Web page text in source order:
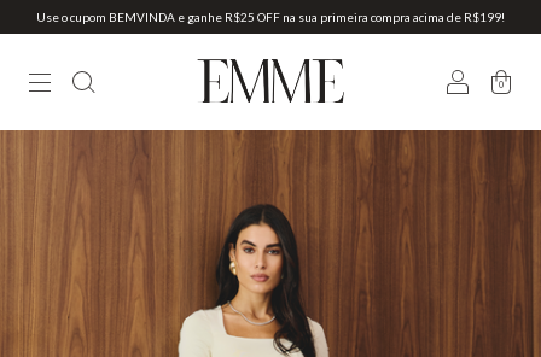
Use o cupom BEMVINDA e ganhe R$25 OFF na sua primeira compra acima de R$199!
0